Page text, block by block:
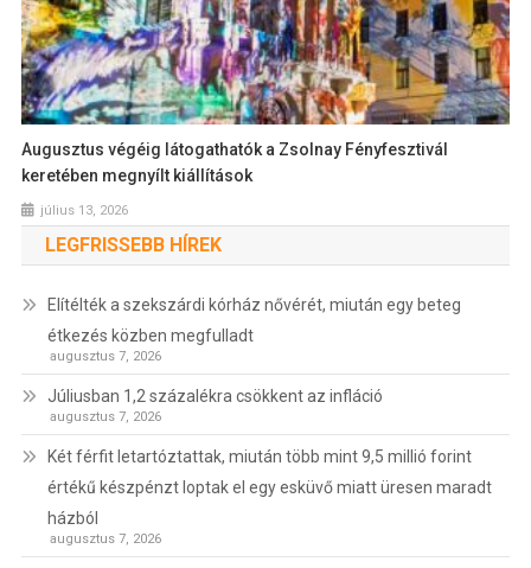
Augusztus végéig látogathatók a Zsolnay Fényfesztivál
keretében megnyílt kiállítások
július 13, 2026
LEGFRISSEBB HÍREK
Elítélték a szekszárdi kórház nővérét, miután egy beteg
étkezés közben megfulladt
augusztus 7, 2026
Júliusban 1,2 százalékra csökkent az infláció
augusztus 7, 2026
Két férfit letartóztattak, miután több mint 9,5 millió forint
értékű készpénzt loptak el egy esküvő miatt üresen maradt
házból
augusztus 7, 2026